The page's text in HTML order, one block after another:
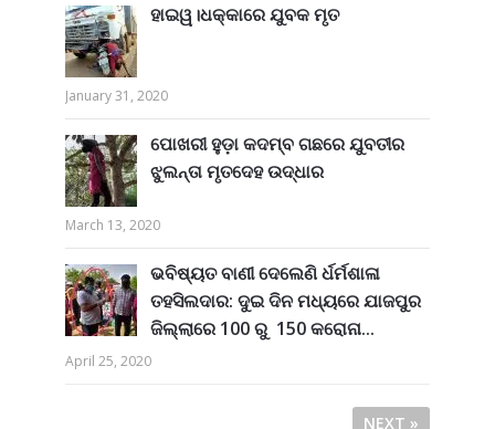
ହାଇୱ।ଧକ୍କାରେ ଯୁବକ ମୃତ
January 31, 2020
ପୋଖରୀ ହୁଡ଼ା କଦମ୍ବ ଗଛରେ ଯୁବତୀର
ଝୁଲନ୍ତା ମୃତଦେହ ଉଦ୍ଧାର
March 13, 2020
ଭବିଷ୍ୟତ ବାଣୀ ଦେଲେଣି ର୍ଧର୍ମଶାଳା
ତହସିଲଦାର: ଦୁଇ ଦିନ ମଧ୍ୟରେ ଯାଜପୁର
ଜିଲ୍ଲାରେ 100 ରୁ 150 କରୋନା...
April 25, 2020
NEXT »